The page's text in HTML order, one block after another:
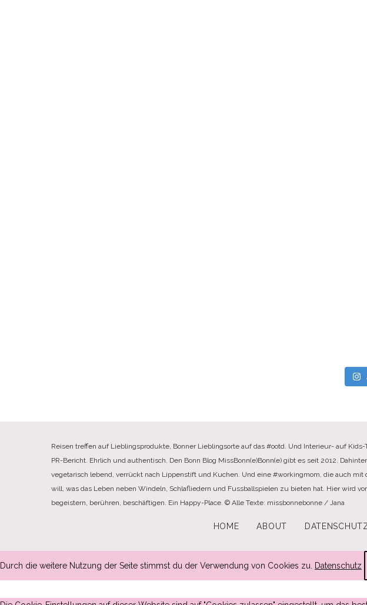
Reisen treffen auf Lieblingsprodukte, Bonner Lieblingsorte auf das #ootd. Und Interieur- auf
PR-Bericht. Ehrlich und authentisch. Den Bonn Blog MissBonn(e)Bonn(e) gibt es seit 2012.
vegetarisch lebend, verrückt nach Lippenstift und Kuchen. Und eine #workingmom, die auch mit
will, was das Leben neben Windeln, Schlafliedern und Fussballspielen zu bieten hat. Hier wird
begeistern, berühren, beschäftigen. Ein Happy-Place. © Alle Texte: missbonnebonne / Jana
HOME ABOUT
Durch die weitere Nutzung der Seite stimmst du der Verwendung von Cookies zu. Datenschutz